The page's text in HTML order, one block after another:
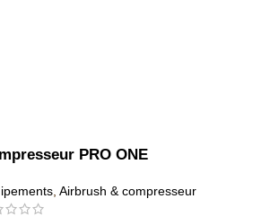
PRO ONE
Airbrush & compresseur